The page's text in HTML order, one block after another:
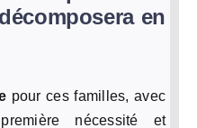
en
pour ces familles, avec
nécessité et